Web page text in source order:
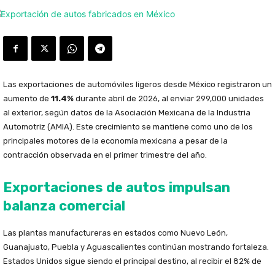
Las exportaciones de automóviles ligeros desde México registraron un
aumento de 11.4% durante abril de 2026, al enviar 299,000 unidades
al exterior, según datos de la Asociación Mexicana de la Industria
Automotriz (AMIA). Este crecimiento se mantiene como uno de los
principales motores de la economía mexicana a pesar de la
contracción observada en el primer trimestre del año.
Exportaciones de autos impulsan
balanza comercial
Las plantas manufactureras en estados como Nuevo León,
Guanajuato, Puebla y Aguascalientes continúan mostrando fortaleza.
Estados Unidos sigue siendo el principal destino, al recibir el 82% de